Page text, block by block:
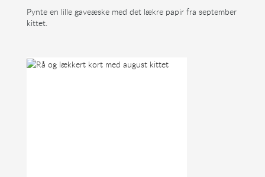
Pynte en lille gaveæske med det lækre papir fra september
kittet.